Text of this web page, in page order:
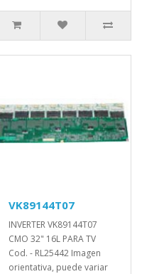
VK89144T07
INVERTER VK89144T07
CMO 32" 16L PARA TV
Cod. - RL25442 Imagen
orientativa, puede variar